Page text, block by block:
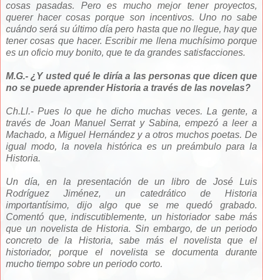
cosas pasadas. Pero es mucho mejor tener proyectos,
querer hacer cosas porque son incentivos. Uno no sabe
cuándo será su último día pero hasta que no llegue, hay que
tener cosas que hacer. Escribir me llena muchísimo porque
es un oficio muy bonito, que te da grandes satisfacciones.
M.G.- ¿Y usted qué le diría a las personas que dicen que
no se puede aprender Historia a través de las novelas?
Ch.Ll.- Pues lo que he dicho muchas veces. La gente, a
través de Joan Manuel Serrat y Sabina, empezó a leer a
Machado, a Miguel Hernández y a otros muchos poetas. De
igual modo, la novela histórica es un preámbulo para la
Historia.
Un día, en la presentación de un libro de José Luis
Rodríguez Jiménez, un catedrático de Historia
importantísimo, dijo algo que se me quedó grabado.
Comentó que, indiscutiblemente, un historiador sabe más
que un novelista de Historia. Sin embargo, de un periodo
concreto de la Historia, sabe más el novelista que el
historiador, porque el novelista se documenta durante
mucho tiempo sobre un periodo corto.